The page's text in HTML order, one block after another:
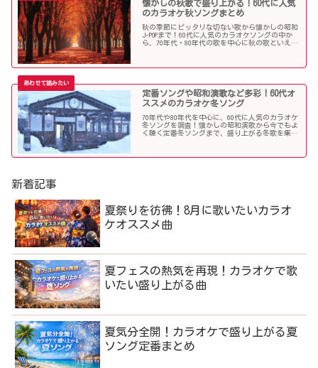
懐かしの秋歌で盛り上がる！60代に人気
のカラオケ秋ソングまとめ
秋の季節にピッタリな切ない歌から懐かしの昭和
J-POPまで！60代に人気のカラオケソングの中か
ら、70年代・80年代の歌を中心に秋の歌といえば
定番ソングや昭和演歌など多彩！60代オ
ススメのカラオケ冬ソング
70年代や80年代を中心に、60代に人気のカラオケ
冬ソングを調査！懐かしの昭和演歌から今でもよ
く聴く定番冬ソングまで、盛り上がる冬歌を集め
新着記事
夏祭りを彷彿！8月に歌いたいカラオ
ケオススメ曲
夏フェスの熱気を再現！カラオケで歌
いたい盛り上がる曲
夏気分全開！カラオケで盛り上がる夏
ソング定番まとめ